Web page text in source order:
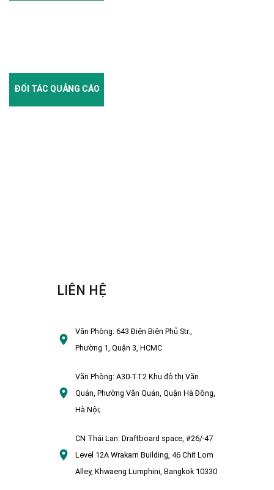
ĐỐI TÁC QUẢNG CÁO
LIÊN HỆ
Văn Phòng:643 Điện Biên Phủ Str.,
Phường 1, Quận 3, HCMC
Văn Phòng:A30-TT2 Khu đô thị Văn
Quán, Phường Văn Quán, Quận Hà Đông,
Hà Nội;
CN Thái Lan: Draftboard space, #26/-47
Level 12A Wrakarn Building, 46 Chit Lom
Alley, Khwaeng Lumphini, Bangkok 10330